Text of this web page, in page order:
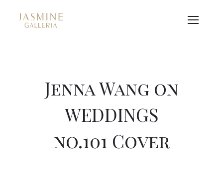
Jenna Wang on
WEDDINGS
no.101 Cover